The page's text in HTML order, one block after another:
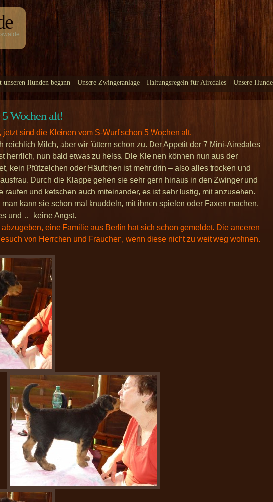
unseren Hunden begann Unsere Zwingeranlage Haltungsregeln für Airedales Unsere Hunde
Wochen alt!
sind die Kleinen vom S-Wurf schon 5 Wochen alt.
reichlich Milch, aber wir füttern schon zu. Der Appetit der 7 Mini-Airedales
herrlich, nun bald etwas zu heiss. Die Kleinen können nun aus der
kein Pfützelchen oder Häufchen ist mehr drin – also alles trocken und
Durch die Klappe gehen sie sehr gern hinaus in den Zwinger und
raufen und ketschen auch miteinander, es ist sehr lustig, mit anzusehen.
man kann sie schon mal knuddeln, mit ihnen spielen oder Faxen machen.
und … keine Angst.
eine Familie aus Berlin hat sich schon gemeldet. Die anderen
von Herrchen und Frauchen, wenn diese nicht zu weit weg wohnen.